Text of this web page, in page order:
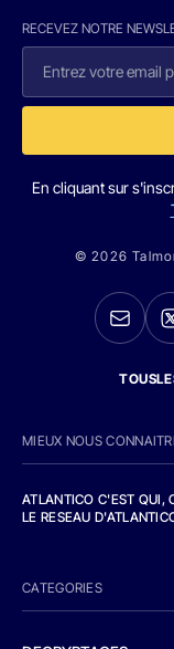
RECEVEZ NOTRE
En cliquant sur
© 2026
MIEUX NOUS
ATLANTICO C'EST QUI,
LE RESEAU
CATEGORIES